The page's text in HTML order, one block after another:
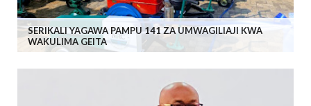
SERIKALI YAGAWA PAMPU 141 ZA UMWAGILIAJI KWA
WAKULIMA GEITA